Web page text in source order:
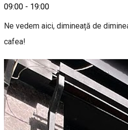
09:00 - 19:00
1.
Ne vedem aici, dimineață de
cafea!